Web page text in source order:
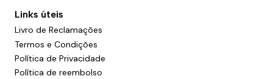
Links úteis
Livro de Reclamações
Termos e Condições
Política de Privacidade
Política de reembolso